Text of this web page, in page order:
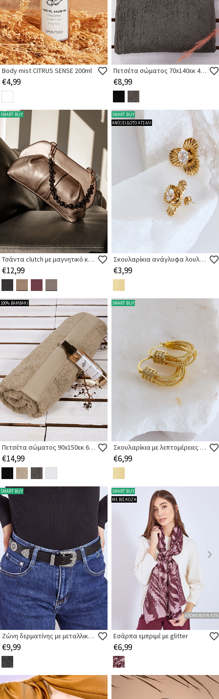
Body mist CITRUS SENSE 200ml
€4,99
Πετσέτα σώματος 70x140εκ 450gr/m2 βαμβακερή
€8,99
SMART BUY
Τσάντα clutch με μαγνητικό κούμπωμα
€12,99
SMART BUY
ΑΝΟΞΕΙΔΩΤΟ ΑΤΣΑΛΙ
Σκουλαρίκια ανάγλυφα λουλούδι
€3,99
100% ΒΑΜΒΑΚΙ
Πετσέτα σώματος 90x150εκ 600gr/m2 βαμβακερή
€14,99
SMART BUY
Σκουλαρίκια με λεπτομέρειες strass
€6,99
SMART BUY
Ζώνη δερματίνης με μεταλλικά τρουκς
€9,99
SMART BUY
ΜΕ ΒΙΣΚΟΖΗ
ΑΠΟΜΕΝΟΥΝ ΛΙΓΑ
Εσάρπα εμπριμέ με glitter
€6,99